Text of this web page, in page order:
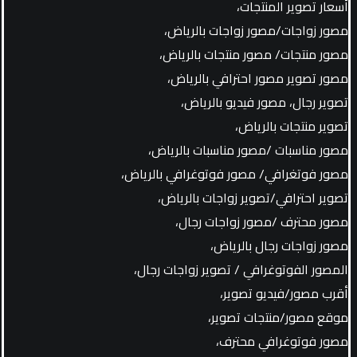
أسعار تصوير المنتجات،
مصور زواجات/مصور زواجات بالرياض،
مصور منتجات/ مصور منتجات بالرياض،
مصور تصوير مصور احترافي بالرياض،
تصوير رجال، مصور فيديو بالرياض،
تصوير منتجات بالرياض،
مصور مناسبات /مصور مناسبات بالرياض،
مصور فوتغرافي/ مصور فوتوغرافي بالرياض،
تصوير احترافي/تصوير زواجات بالرياض،
مصور محترف /مصور زواجات رجال،
مصور زواجات رجال بالرياض،
المصور الفوتوغرافي / تصوير زواجات رجال،
أقرب مصور/فيديو تصوير،
موقع مصور/منتجات تصوير،
مصور فوتوغرافي محترف،